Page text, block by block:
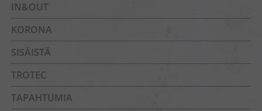
IN&OUT
KORONA
SISÄISTÄ
TROTEC
TAPAHTUMIA